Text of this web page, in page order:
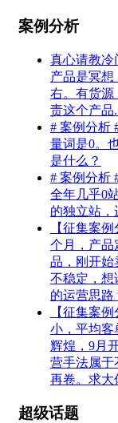
案例分析
真心请教冷
产品是冥想
右。有货源
责这个产品
# 案例分析
量词是0。
是什么？
# 案例分析
全年几乎0
的独立站，
【征集案
个月，产品
品，刚开始
不稳定，想
的运营思路
【征集案
小，平均客
辉煌，9月
营手法属于
再卷。求大
超级话题